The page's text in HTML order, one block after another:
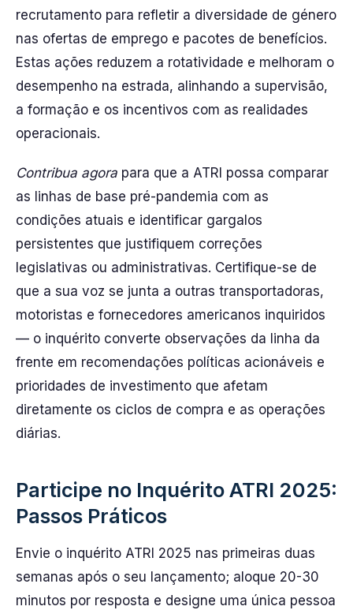
recrutamento para refletir a diversidade de género
nas ofertas de emprego e pacotes de benefícios.
Estas ações reduzem a rotatividade e melhoram o
desempenho na estrada, alinhando a supervisão,
a formação e os incentivos com as realidades
operacionais.
Contribua agora para que a ATRI possa comparar
as linhas de base pré-pandemia com as
condições atuais e identificar gargalos
persistentes que justifiquem correções
legislativas ou administrativas. Certifique-se de
que a sua voz se junta a outras transportadoras,
motoristas e fornecedores americanos inquiridos
— o inquérito converte observações da linha da
frente em recomendações políticas acionáveis e
prioridades de investimento que afetam
diretamente os ciclos de compra e as operações
diárias.
Participe no Inquérito ATRI 2025:
Passos Práticos
Envie o inquérito ATRI 2025 nas primeiras duas
semanas após o seu lançamento; aloque 20-30
minutos por resposta e designe uma única pessoa